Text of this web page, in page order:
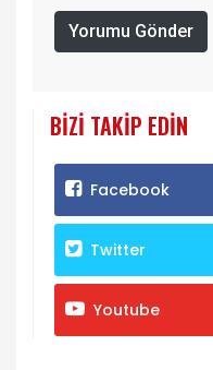
Yorumu Gönder
BIZI TAKIP EDIN
Facebook
Twitter
Youtube